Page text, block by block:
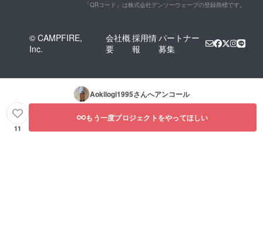
「QRコード」は株式会社デンソーウェーブの登録商標です。
© CAMPFIRE,
Inc.
会社概
要
採用情
報
パートナー
募集
Aokilogi1995さんへアンコール
11
もう一度プロジェクトをやってほしい